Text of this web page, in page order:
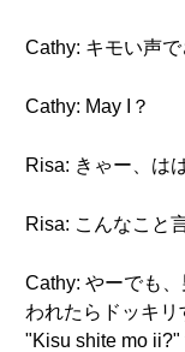
Cathy: キモい声
Cathy: May I？
Risa: きゃー、は
Risa: こんなこと
Cathy: やーでも
われたらドッキ
"Kisu shite mo ii?"